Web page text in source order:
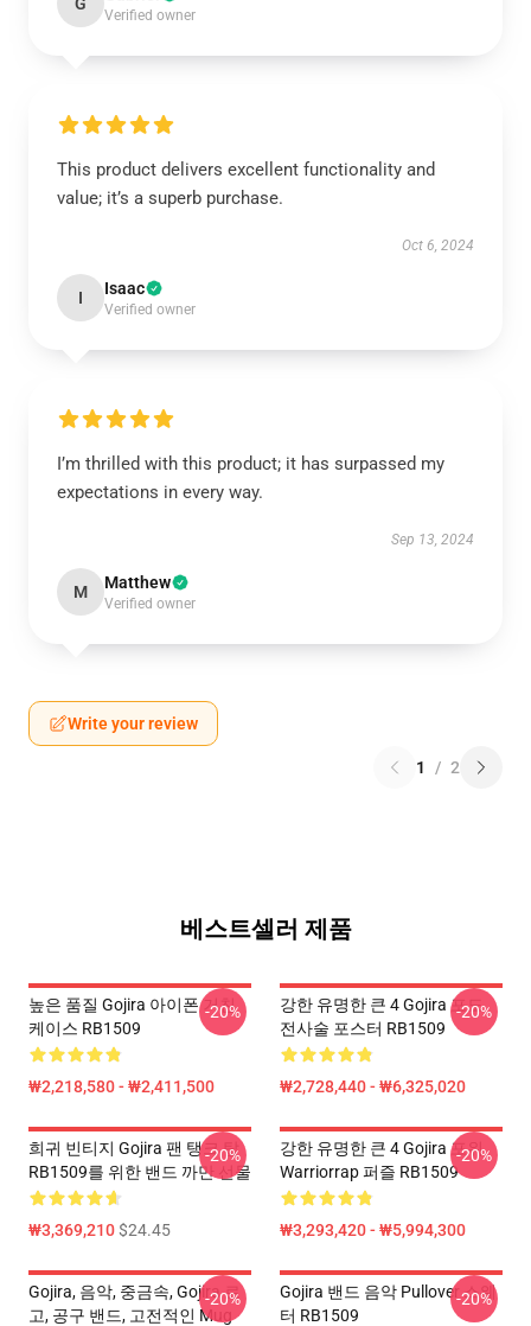
Verified owner
This product delivers excellent functionality and
value; it’s a superb purchase.
Oct 6, 2024
I Isaac
Verified owner
I’m thrilled with this product; it has surpassed my
expectations in every way.
Sep 13, 2024
M Matthew
Verified owner
Write your review
1 / 2
베스트셀러 제품
높은 품질 Gojira 아이폰 거친
케이스 RB1509
₩2,218,580 - ₩2,411,500
-20%
강한 유명한 큰 4 Gojira 포도
전사술 포스터 RB1509
₩2,728,440 - ₩6,325,020
-20%
희귀 빈티지 Gojira 팬 탱크 탑
RB1509를 위한 밴드 까만 선물
₩3,369,210$24.45
-20%
강한 유명한 큰 4 Gojira 포위
Warriorrap 퍼즐 RB1509
₩3,293,420 - ₩5,994,300
-20%
Gojira, 음악, 중금속, Gojira 로
고, 공구 밴드, 고전적인 Mug
-20%
Gojira 밴드 음악 Pullover 스웨
터 RB1509
-20%